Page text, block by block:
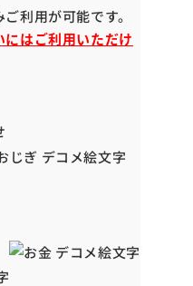
利用が可能です。
はご利用いただけ